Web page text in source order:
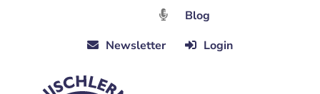
Blog
Newsletter
Login